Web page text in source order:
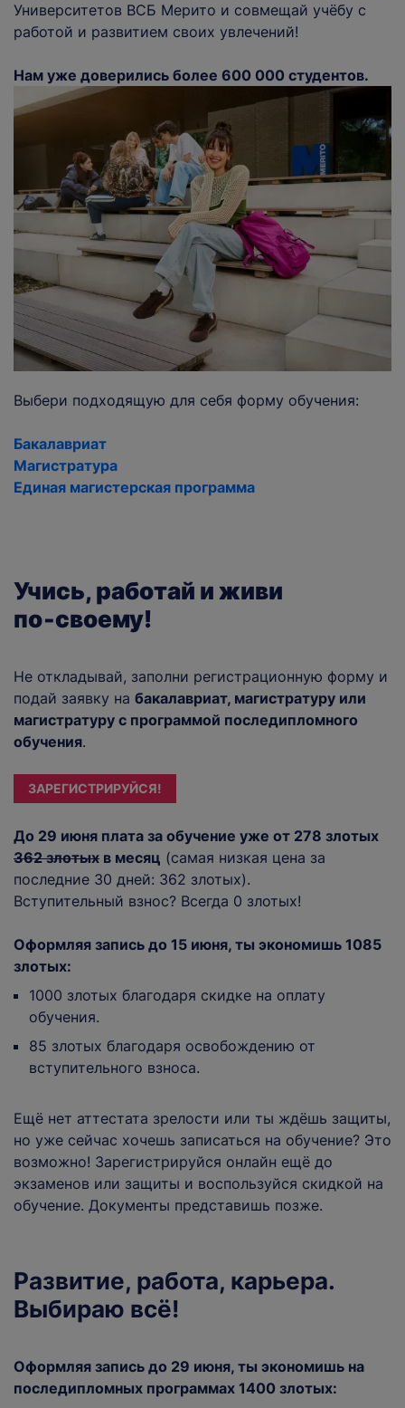
Университетов ВСБ Мерито и совмещай учёбу с
работой и развитием своих увлечений!
Нам уже доверились более 600 000 студентов.
Выбери подходящую для себя форму обучения:
Бакалавриат
Магистратура
Единая магистерская программа
Учись, работай и живи
по‑своему!
Не откладывай, заполни регистрационную форму и
подай заявку на бакалавриат, магистратуру или
магистратуру с программой последипломного
обучения.
ЗАРЕГИСТРИРУЙСЯ!
До 29 июня плата за обучение уже от 278 злотых
362 злотых в месяц (самая низкая цена за
последние 30 дней: 362 злотых).
Вступительный взнос? Всегда 0 злотых!
Оформляя запись до 15 июня, ты экономишь 1085
злотых:
1000 злотых благодаря скидке на оплату
обучения.
85 злотых благодаря освобождению от
вступительного взноса.
Ещё нет аттестата зрелости или ты ждёшь защиты,
но уже сейчас хочешь записаться на обучение? Это
возможно! Зарегистрируйся онлайн ещё до
экзаменов или защиты и воспользуйся скидкой на
обучение. Документы представишь позже.
Развитие, работа, карьера.
Выбираю всё!
Оформляя запись до 29 июня, ты экономишь на
последипломных программах 1400 злотых: